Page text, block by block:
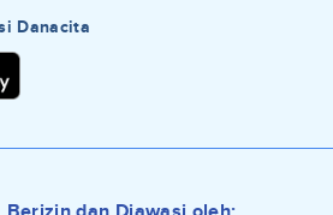
Danacita